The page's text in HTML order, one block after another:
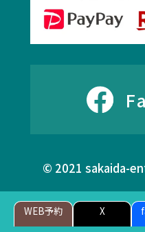
WEB予約 X
© 2021 sakaida-